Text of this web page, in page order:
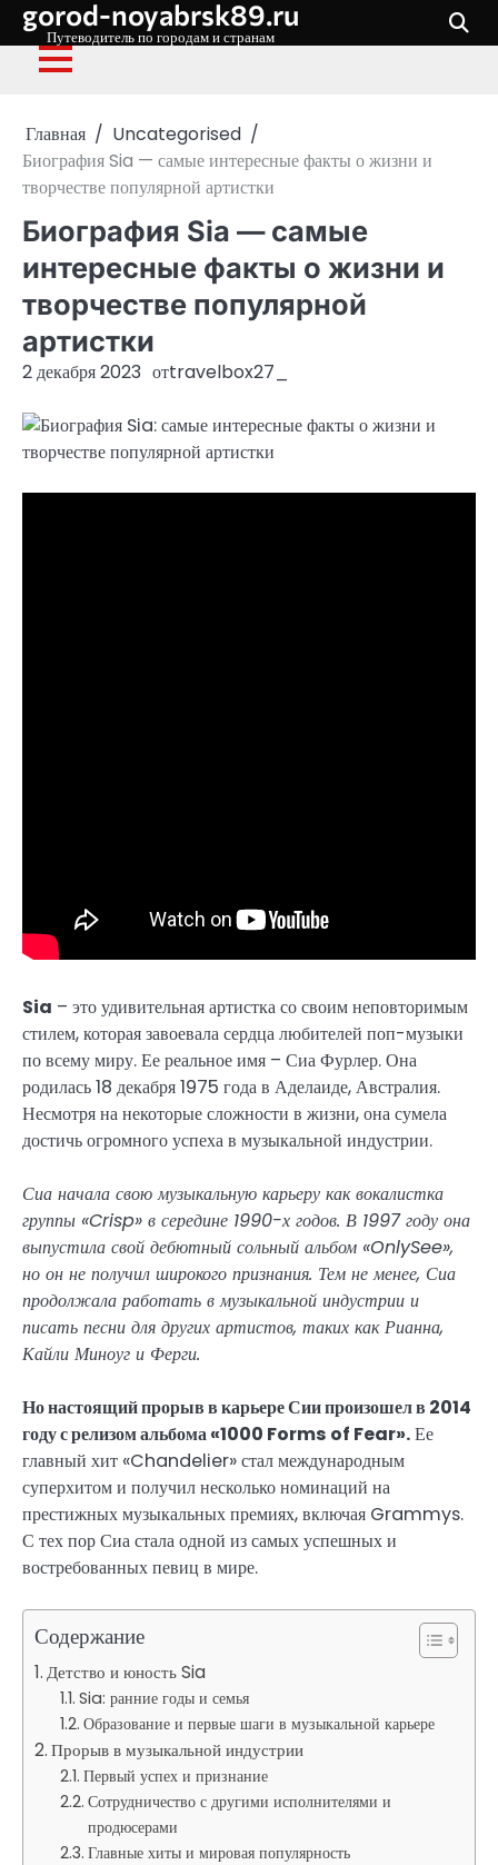
Перейти
содержимому
gorod-noyabrsk89.ru
Путеводитель по городам и странам
Главная
Uncategorised
Биография Sia — самые интересные факты о жизни и
творчестве популярной артистки
Биография Sia — самые
интересные факты о жизни и
творчестве популярной
артистки
2 декабря 2023 отtravelbox27_
Sia – это удивительная артистка со своим неповторимым
стилем, которая завоевала сердца любителей поп-музыки
по всему миру. Ее реальное имя – Сиа Фурлер. Она
родилась 18 декабря 1975 года в Аделаиде, Австралия.
Несмотря на некоторые сложности в жизни, она сумела
достичь огромного успеха в музыкальной индустрии.
Сиа начала свою музыкальную карьеру как вокалистка
группы «Crisp» в середине 1990-х годов. В 1997 году она
выпустила свой дебютный сольный альбом «OnlySee»,
но он не получил широкого признания. Тем не менее, Сиа
продолжала работать в музыкальной индустрии и
писать песни для других артистов, таких как Рианна,
Кайли Миноуг и Ферги.
Но настоящий прорыв в карьере Сии произошел в 2014
году с релизом альбома «1000 Forms of Fear».Ее
главный хит «Chandelier» стал международным
суперхитом и получил несколько номинаций на
престижных музыкальных премиях, включая Grammys.
С тех пор Сиа стала одной из самых успешных и
востребованных певиц в мире.
Содержание
Детство и юность Sia
Sia: ранние годы и семья
Образование и первые шаги в музыкальной карьере
Прорыв в музыкальной индустрии
Первый успех и признание
Сотрудничество с другими исполнителями и
продюсерами
Главные хиты и мировая популярность